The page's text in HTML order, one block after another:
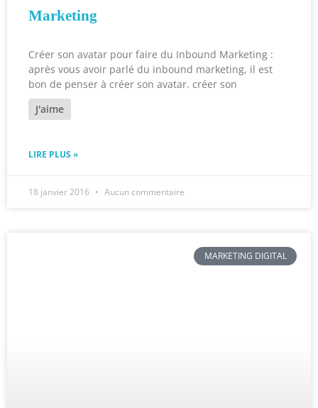
Marketing
Créer son avatar pour faire du Inbound Marketing :
après vous avoir parlé du inbound marketing, il est
bon de penser à créer son avatar. créer son
J'aime
LIRE PLUS »
18 janvier 2016 Aucun commentaire
MARKETING DIGITAL